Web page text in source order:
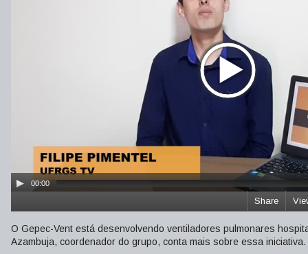
00:00
Share
O Gepec-Vent está desenvolvendo ventiladores pulmonares
Azambuja, coordenador do grupo, conta mais sobre essa iniciativa.